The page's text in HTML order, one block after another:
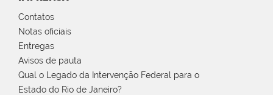
Contatos
Notas oficiais
Entregas
Avisos de pauta
Qual o Legado da Intervenção Federal para o
Estado do Rio de Janeiro?